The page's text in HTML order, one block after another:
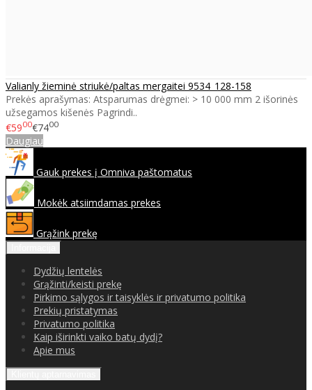
Valianly žieminė striukė/paltas mergaitei 9534_128-158
Prekės aprašymas: Atsparumas drėgmei: > 10 000 mm 2 išorinės
užsegamos kišenės Pagrindi..
€5900€7400
Daugiau
Gauk prekes į Omniva paštomatus
Mokėk atsiimdamas prekes
Grąžink prekę
Dydžių lentelės
Grąžinti/keisti prekę
Pirkimo sąlygos ir taisyklės ir privatumo politika
Prekių pristatymas
Privatumo politika
Kaip iširinkti vaiko batų dydį?
Apie mus